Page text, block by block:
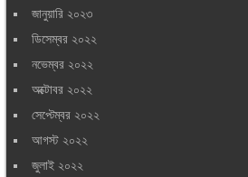
জানুয়ারি ২০২৩
ডিসেম্বর ২০২২
নভেম্বর ২০২২
অক্টোবর ২০২২
সেপ্টেম্বর ২০২২
আগস্ট ২০২২
জুলাই ২০২২